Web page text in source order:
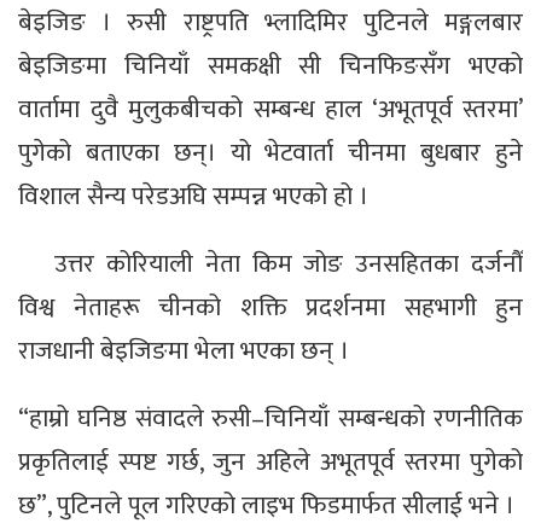
बेइजिङ । रुसी राष्ट्रपति भ्लादिमिर पुटिनले मङ्गलबार
बेइजिङमा चिनियाँ समकक्षी सी चिनफिङसँग भएको
वार्तामा दुवै मुलुकबीचको सम्बन्ध हाल ‘अभूतपूर्व स्तरमा’
पुगेको बताएका छन्। यो भेटवार्ता चीनमा बुधबार हुने
विशाल सैन्य परेडअघि सम्पन्न भएको हो ।
उत्तर कोरियाली नेता किम जोङ उनसहितका दर्जनौँ
विश्व नेताहरू चीनको शक्ति प्रदर्शनमा सहभागी हुन
राजधानी बेइजिङमा भेला भएका छन् ।
“हाम्रो घनिष्ठ संवादले रुसी–चिनियाँ सम्बन्धको रणनीतिक
प्रकृतिलाई स्पष्ट गर्छ, जुन अहिले अभूतपूर्व स्तरमा पुगेको
छ”, पुटिनले पूल गरिएको लाइभ फिडमार्फत सीलाई भने ।